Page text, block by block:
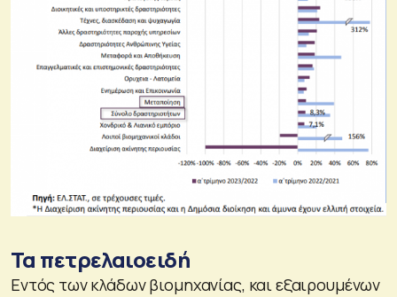
Τα πετρελαιοειδή
Εντός των κλάδων βιομηχανίας, και εξαιρουμένων